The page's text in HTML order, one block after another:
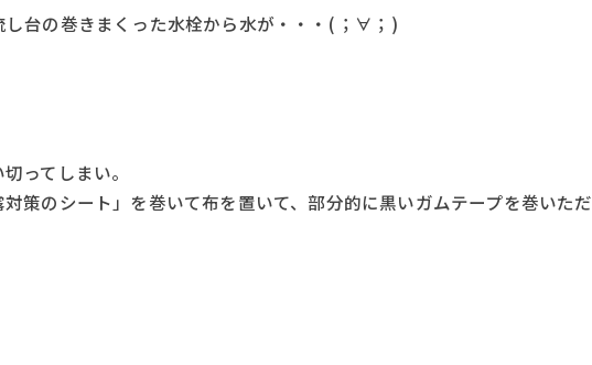
台の巻きまくった水栓から水が・・・( ；∀；)
ってしまい。
策のシート」を巻いて布を置いて、部分的に黒いガムテープを巻いただ